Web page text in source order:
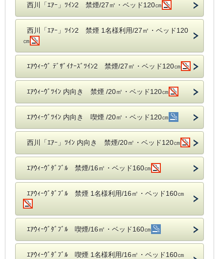
西川「ｴｱｰ」ﾂｲﾝ2 禁煙/27㎡・ベッド120㎝
西川「ｴｱｰ」ﾂｲﾝ2 禁煙 1名様利用/27㎡・ベッド120
㎝
ｴｱｳｨｰｳﾞ ﾃﾞｻﾞｲﾅｰｽﾞﾂｲﾝ2 禁煙/27㎡・ベッド120㎝
ｴｱｳｨｰｳﾞﾂｲﾝ 内向き 禁煙 /20㎡・ベッド120㎝
ｴｱｳｨｰｳﾞﾂｲﾝ 内向き 喫煙 /20㎡・ベッド120㎝
西川「ｴｱｰ」ﾂｲﾝ 内向き 禁煙/20㎡・ベッド120㎝
ｴｱｳｨｰｳﾞﾀﾞﾌﾞﾙ 禁煙/16㎡・ベッド160㎝
ｴｱｳｨｰｳﾞﾀﾞﾌﾞﾙ 禁煙 1名様利用/16㎡・ベッド160㎝
ｴｱｳｨｰｳﾞﾀﾞﾌﾞﾙ 喫煙/16㎡・ベッド160㎝
ｴｱｳｨｰｳﾞﾀﾞﾌﾞﾙ 喫煙 1名様利用/16㎡・ベッド160㎝